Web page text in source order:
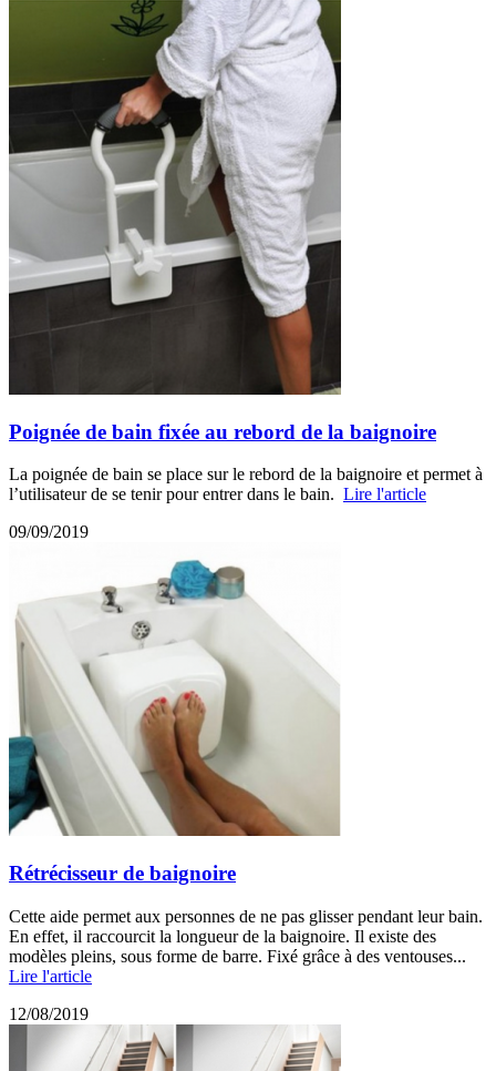
Poignée de bain fixée au rebord de la baignoire
La poignée de bain se place sur le rebord de la baignoire et permet à
l’utilisateur de se tenir pour entrer dans le bain. Lire l'article
09/09/2019
Rétrécisseur de baignoire
Cette aide permet aux personnes de ne pas glisser pendant leur bain.
En effet, il raccourcit la longueur de la baignoire. Il existe des
modèles pleins, sous forme de barre. Fixé grâce à des ventouses...
Lire l'article
12/08/2019